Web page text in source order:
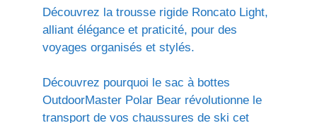
Découvrez la trousse rigide Roncato Light,
alliant élégance et praticité, pour des
voyages organisés et stylés.
Découvrez pourquoi le sac à bottes
OutdoorMaster Polar Bear révolutionne le
transport de vos chaussures de ski cet